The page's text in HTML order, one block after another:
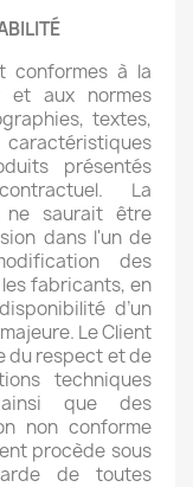
conformes à la
et aux normes
textes,
présentés
La
ne saurait être
dans l'un de
des
fabricants, en
d’un
Le Client
du respect et de
techniques
que des
non conforme
procède sous
de toutes